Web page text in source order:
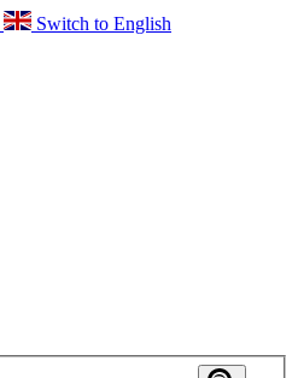
Switch to English